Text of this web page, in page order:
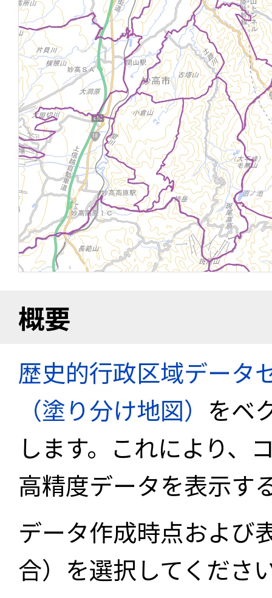
概要
歴史的行政区域データ
（塗り分け地図） をベ
します。これにより、
高精度データを表示す
データ作成時点および
合）を選択してくださ